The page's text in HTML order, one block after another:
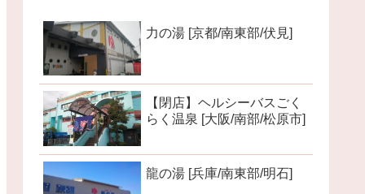
力の湯 [京都/南東部/伏見]
【閉店】ヘルシーバスごく
らく温泉 [大阪/南部/松原市]
龍の湯 [兵庫/南東部/明石]